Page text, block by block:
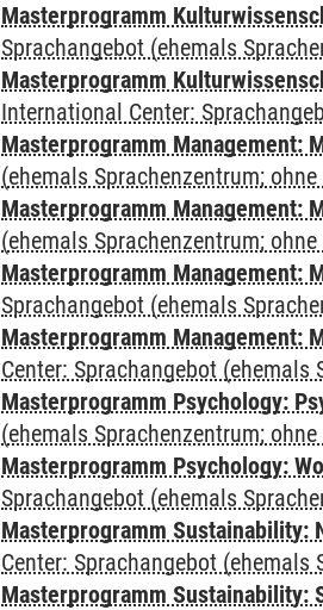
Masterprogramm
Sprachangebot (ehemals
Masterprogramm
International Center:
Masterprogramm Management:
(ehemals Sprachenzentrum; ohne
Masterprogramm Management:
(ehemals Sprachenzentrum; ohne
Masterprogramm Management:
Sprachangebot (ehemals
Masterprogramm Management:
Center: Sprachangebot (ehemals
Masterprogramm Psychology:
(ehemals Sprachenzentrum; ohne
Masterprogramm Psychology:
Sprachangebot (ehemals
Masterprogramm Sustainability:
Center: Sprachangebot (ehemals
Masterprogramm Sustainability: